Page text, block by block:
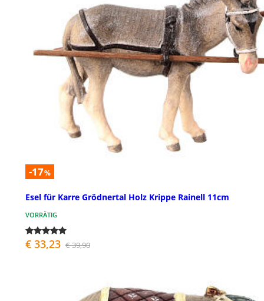
-17%
Esel für Karre Grödnertal Holz Krippe Rainell 11cm
VORRÄTIG
€ 33,23 € 39,90